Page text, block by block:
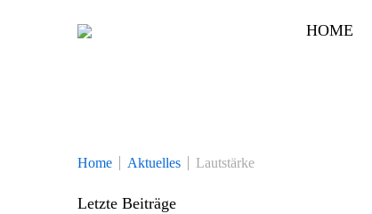
HOME
Home Aktuelles Lautstärke
Letzte Beiträge